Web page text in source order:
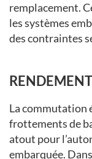
remplacement.
les systèmes
des contraintes
La commutation
frottements de
atout pour
embarquée.